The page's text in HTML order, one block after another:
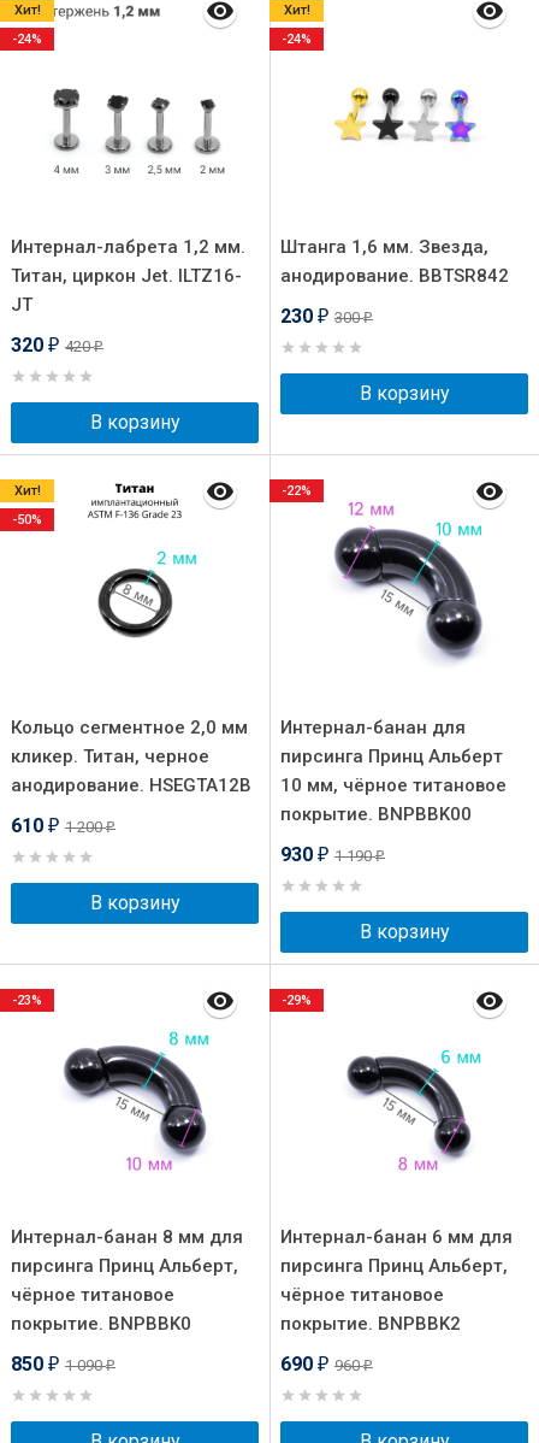
Интернал-лабрета 1,2 мм.
Титан, циркон Jet. ILTZ16-
JT
320 ₽ 420₽
В корзину
Хит!
-24%
Штанга 1,6 мм. Звезда,
анодирование. BBTSR842
230 ₽ 300₽
В корзину
Хит!
-24%
Кольцо сегментное 2,0 мм
кликер. Титан, черное
анодирование. HSEGTA12B
610 ₽ 1 200₽
В корзину
Хит!
-50%
Интернал-банан для
пирсинга Принц Альберт
10 мм, чёрное титановое
покрытие. BNPBBK00
930 ₽ 1 190₽
В корзину
-22%
Интернал-банан 8 мм для
пирсинга Принц Альберт,
чёрное титановое
покрытие. BNPBBK0
850 ₽ 1 090₽
-23%
Интернал-банан 6 мм для
пирсинга Принц Альберт,
чёрное титановое
покрытие. BNPBBK2
690 ₽ 960₽
-29%